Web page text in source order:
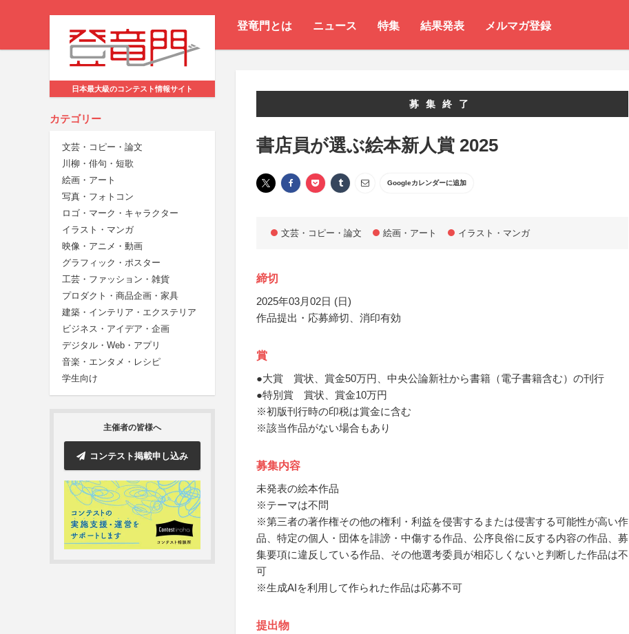
登竜門とは ニュース 特集 結果発表 メルマガ登録
日本最大級のコンテスト情報サイト
カテゴリー
文芸・コピー・論文
川柳・俳句・短歌
絵画・アート
写真・フォトコン
ロゴ・マーク・キャラクター
イラスト・マンガ
映像・アニメ・動画
グラフィック・ポスター
工芸・ファッション・雑貨
プロダクト・商品企画・家具
建築・インテリア・エクステリア
ビジネス・アイデア・企画
デジタル・Web・アプリ
音楽・エンタメ・レシピ
学生向け
主催者の皆様へ
コンテスト掲載申し込み
募集終了
書店員が選ぶ絵本新人賞 2025
Googleカレンダーに追加
文芸・コピー・論文 絵画・アート イラスト・マンガ
締切
2025年03月02日 (日)
作品提出・応募締切、消印有効
賞
●大賞 賞状、賞金50万円、中央公論新社から書籍（電子書籍含む）の刊行
●特別賞 賞状、賞金10万円
※初版刊行時の印税は賞金に含む
※該当作品がない場合もあり
募集内容
未発表の絵本作品
※テーマは不問
※第三者の著作権その他の権利・利益を侵害するまたは侵害する可能性が高い作
品、特定の個人・団体を誹謗・中傷する作品、公序良俗に反する内容の作品、募
集要項に違反している作品、その他選考委員が相応しくないと判断した作品は不
可
※生成AIを利用して作られた作品は応募不可
提出物